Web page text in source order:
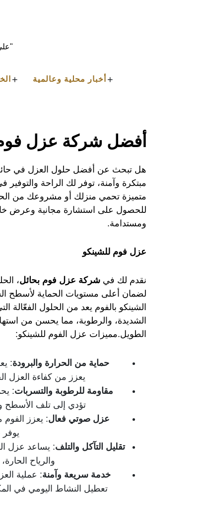
أخبار محلية وعالمية +
+
أفضل شركة عزل
هل تبحث عن أفضل حلول العزل في
مبتكرة وآمنة، توفر لك الراحة
متميزة تحمي منزلك أو مشروعك من
للحصول على استشارة مجانية وعرض
ومستدامة.
عزل فوم للشينكو​
نقدم لك في شركة عزل فوم بحائل،
لضمان أعلى مستويات الحماية لأسطح
الشينكو بالفوم يعد من الحلول الفعّالة
الشديدة، والرطوبة، مما يحسن من
الطويل.مميزات عزل الفوم للشينكو:
حماية من الحرارة والبرودة:
يعزز من كفاءة العزل
مقاومة للرطوبة والتسربات:
تؤدي إلى تلف الأسطح
عزل صوتي فعال: يعزز
يوفر
تقليل التآكل والتلف: يساعد عزل
والرياح
خدمة سريعة وآمنة: عملية
تعطيل النشاط اليومي في